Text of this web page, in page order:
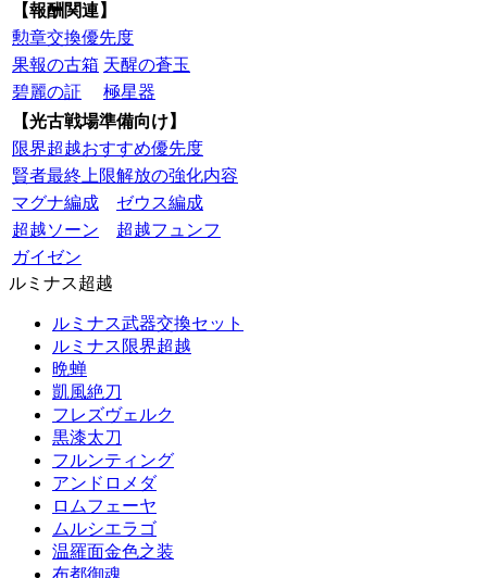
【報酬関連】
勲章交換優先度
果報の古箱 天醒の蒼玉
碧麗の証
極星器
【光古戦場準備向け】
限界超越おすすめ優先度
賢者最終上限解放の強化内容
マグナ編成
ゼウス編成
超越ソーン
超越フュンフ
ガイゼン
ルミナス超越
ルミナス武器交換セット
ルミナス限界超越
晩蝉
凱風絶刀
フレズヴェルク
黒漆太刀
フルンティング
アンドロメダ
ロムフェーヤ
ムルシエラゴ
温羅面金色之装
布都御魂